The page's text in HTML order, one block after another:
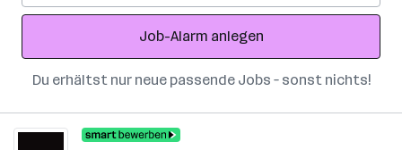
Adresse
Job-Alarm anlegen
Du erhältst nur neue passende Jobs – sonst nichts!